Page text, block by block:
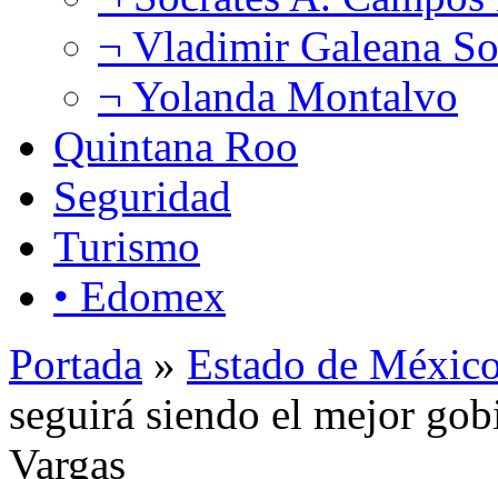
¬ Vladimir Galeana
¬ Yolanda Montalvo
Quintana Roo
Seguridad
Turismo
• Edomex
Portada » Estado de
seguirá siendo el mejor
Vargas